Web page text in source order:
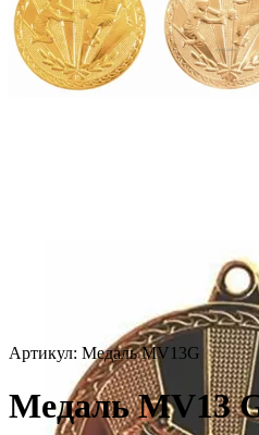
Артикул: Медаль MV13G
Медаль MV13